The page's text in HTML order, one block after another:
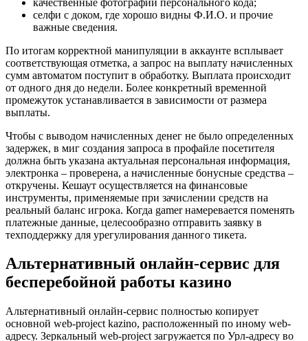
селфи с доком, где хорошо видны Ф.И.О. и прочие
важные сведения.
По итогам корректной манипуляции в аккаунте всплывает
соответствующая отметка, а запрос на выплату начисленных
сумм автоматом поступит в обработку. Выплата происходит
от одного дня до недели. Более конкретный временной
промежуток устанавливается в зависимости от размера
выплаты.
Чтобы с выводом начисленных денег не было определенных
задержек, в миг создания запроса в профайле посетителя
должна быть указана актуальная персональная информация,
электронка – проверена, а начисленные бонусные средства –
откручены. Кешаут осуществляется на финансовые
инструменты, применяемые при зачислении средств на
реальный баланс игрока. Когда gamer намеревается поменять
платежные данные, целесообразно отправить заявку в
техподдержку для урегулирования данного тикета.
Альтернативный онлайн-сервис для
бесперебойной работы казино
Альтернативный онлайн-сервис полностью копирует
основной web-project kazino, расположенный по иному web-
адресу. Зеркальный web-project загружается по Урл-адресу во